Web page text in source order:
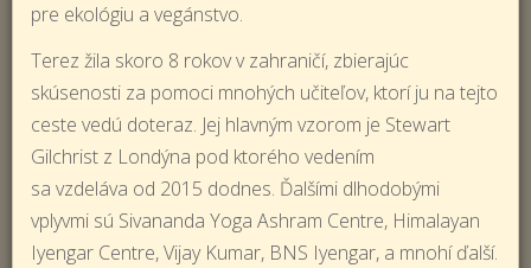
pre ekológiu a vegánstvo.
Terez žila skoro 8 rokov v zahraničí, zbierajúc
skúsenosti za pomoci mnohých učiteľov, ktorí ju na tejto
ceste vedú doteraz. Jej hlavným vzorom je Stewart
Gilchrist z Londýna pod ktorého vedením
sa vzdeláva od 2015 dodnes. Ďalšími dlhodobými
vplyvmi sú Sivananda Yoga Ashram Centre, Himalayan
Iyengar Centre, Vijay Kumar, BNS Iyengar, a mnohí ďalší.